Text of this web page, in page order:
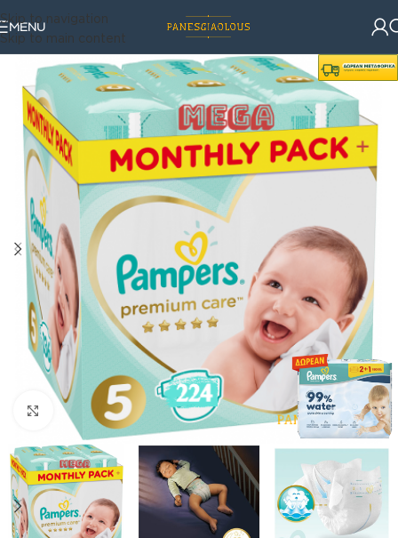
Skip to navigation
Skip to main content
MENU
Click to enlarge